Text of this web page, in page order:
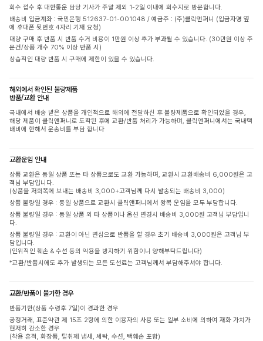
회수 접수 후 대한통운 담당 기사가 주말 제외 1-2일 이내에 회수지로 방문합니다.
배송비 입금계좌 : 국민은행 512637-01-001048 / 예금주 : (주)클릭앤퍼니 (입금자명 옆
에 휴대폰 뒷번호 4자리 기재 요청)
대량 구매 후 반품 시 반품 수거 비용이 1만원 이상 추가 부과될 수 있습니다. (30만원 이상 주
문건/상품 개수 70% 이상 반품 시)
상습적인 대량 반품 시 구매에 제한이 있을 수 있습니다.
해외에서 확인된 불량제품
반품/교환 안내
국내에서 배송 받은 상품을 개인적으로 해외에 전달하신 후 불량제품으로 확인되었을 경우,
해당 제품이 클릭앤퍼니로 도착된 후에 교환/반품 처리가 가능하며, 클릭앤퍼니에서는 국내택
배비에 한해서 운송비를 부담 합니다
교환운임 안내
상품 교환은 동일 상품 또는 타 상품으로도 교환 가능하며, 교환시 교환배송비 6,000원은 고
객님 부담입니다.
(상품을 저희쪽에 보내는 배송비 3,000+고객님께 다시 발송되는 배송비 3,000)
상품 불량일 경우 : 동일 상품으로 교환시 클릭앤퍼니에서 왕복 운임을 모두 부담합니다.
상품 불량일 경우 : 동일 상품 외 타 상품이나 옵션 변경시 배송비 3,000원 고객님 부담입니
다.
상품 불량일 경우 : 교환이 아닌 변심으로 반품을 할 경우 초기 배송비 3,000원은 고객님 부
담입니다.
(인위적인 훼손 & 수선 등의 악용을 방지하기 위함이니 양해부탁드립니다)
*교환/반품시에도 추가 발생되는 모든 도선료는 고객님께서 부담해주셔야 합니다.
교환/반품이 불가한 경우
반품기한(상품 수령후 7일)이 경과한 경우
공정거래, 표준약관 제 15조 2항에 의한 이용자의 사용 또는 일부 소비에 의하여 재화 가치가
현저히 감소한 경우
(착용 흔적, 화장품, 탈취제 냄새, 세탁, 수선, 택훼손 포함)